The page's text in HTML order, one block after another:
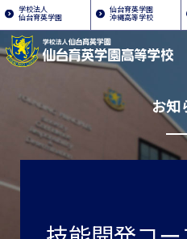
学校法人
仙台育英学園
仙台育英学園
沖縄高等学校
お知